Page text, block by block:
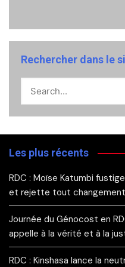
Rechercher dans le
Les plus récents
RDC : Moïse Katumbi
et rejette tout
Journée du Génocost en
appelle à la vérité et à la
RDC : Kinshasa lance la